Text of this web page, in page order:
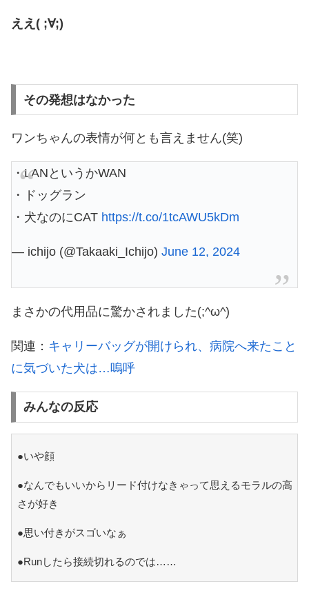
ええ( ;∀;)
その発想はなかった
ワンちゃんの表情が何とも言えません(笑)
・LANというかWAN
・ドッグラン
・犬なのにCAT https://t.co/1tcAWU5kDm
— ichijo (@Takaaki_Ichijo) June 12, 2024
まさかの代用品に驚かされました(;^ω^)
関連： キャリーバッグが開けられ、病院へ来たこと
に気づいた犬は…嗚呼
みんなの反応
●いや顔
●なんでもいいからリード付けなきゃって思えるモラルの高
さが好き
●思い付きがスゴいなぁ
●Runしたら接続切れるのでは……